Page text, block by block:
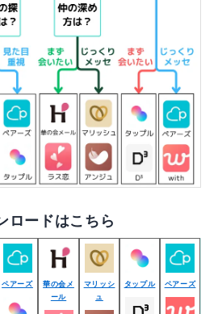
ロードはこちら
ペアーズ
華の会メ
ール
マリッシ
ュ
タップル ペアーズ